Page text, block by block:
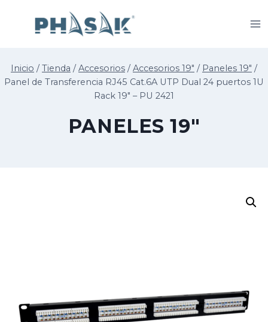
Inicio / Tienda / Accesorios / Accesorios 19" / Paneles 19" /
Panel de Transferencia RJ45 Cat.6A UTP Dual 24 puertos 1U
Rack 19″ – PU 2421
PANELES 19"